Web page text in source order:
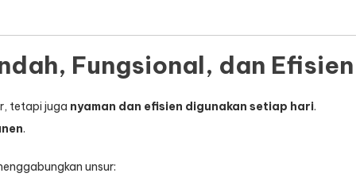
Fungsional, dan Efisien
tetapi juga nyaman dan efisien digunakan setiap hari.
.
unsur: